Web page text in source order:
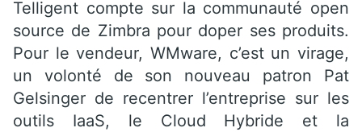
Telligent compte sur la communauté open
source de Zimbra pour doper ses produits.
Pour le vendeur, WMware, c’est un virage,
un volonté de son nouveau patron Pat
Gelsinger de recentrer l’entreprise sur les
outils IaaS, le Cloud Hybride et la